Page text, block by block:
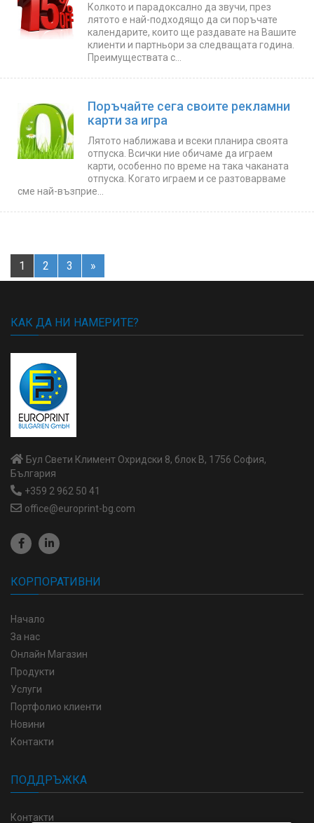
Колкото и парадоксално да звучи, през
лятото е най-подходящо да си поръчате
календарите, които ще раздавате на Вашите
клиенти и партньори за следващата година.
Преимуществата с...
Поръчайте сега своите рекламни
карти за игра
Лятото наближава и всеки планира своята
отпуска. Всички ние обичаме да играем
карти, особенно по време на така чаканата
отпуска. Когато играем и се разтоварваме
сме най-възприе...
1 2 3 »
КАК ДА НИ НАМЕРИТЕ?
Бул Свети Климент Охридски 8, блок В, 1756 София,
България
+359 2 962 50 41
office@europrint-bg.com
КОРПОРАТИВНИ
Начало
За нас
Онлайн Магазин
Продукти
Услуги
Портфолио клиенти
Новини
Контакти
ПОДДРЪЖКА
Контакти